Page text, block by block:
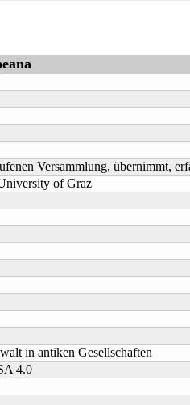
Versammlung, übernimmt,
of Graz
in antiken Gesellschaften
4.0